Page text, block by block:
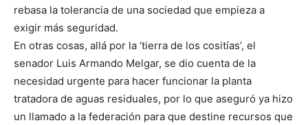
rebasa la tolerancia de una sociedad que empieza a
exigir más seguridad.
En otras cosas, allá por la ‘tierra de los cositías’, el
senador Luis Armando Melgar, se dio cuenta de la
necesidad urgente para hacer funcionar la planta
tratadora de aguas residuales, por lo que aseguró ya hizo
un llamado a la federación para que destine recursos que